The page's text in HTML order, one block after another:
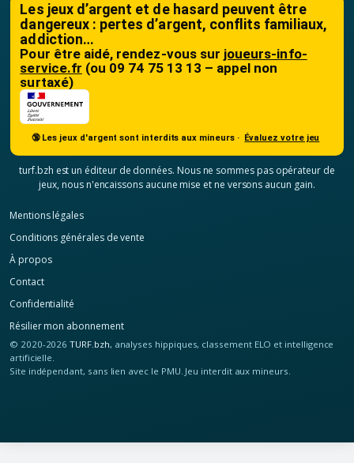
Les jeux d’argent et de hasard peuvent être
dangereux : pertes d’argent, conflits familiaux,
addiction…
Pour être aidé, rendez-vous sur joueurs-info-
service.fr (ou 09 74 75 13 13 – appel non
surtaxé)
🔞 Les jeux d'argent sont interdits aux mineurs · Évaluez votre jeu
turf.bzh est un éditeur de données. Nous ne sommes pas opérateur de
jeux, nous n'encaissons aucune mise et ne versons aucun gain.
Mentions légales
Conditions générales de vente
À propos
Contact
Confidentialité
Résilier mon abonnement
© 2020-2026TURF.bzh, analyses hippiques, classement ELO et intelligence
artificielle.
Site indépendant, sans lien avec le PMU. Jeu interdit aux mineurs.